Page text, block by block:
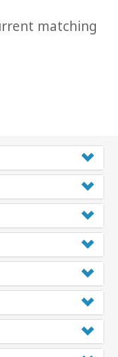
matching